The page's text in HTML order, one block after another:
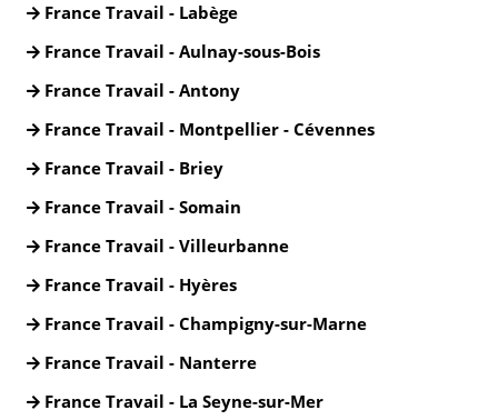
France Travail - Labège
France Travail - Aulnay-sous-Bois
France Travail - Antony
France Travail - Montpellier - Cévennes
France Travail - Briey
France Travail - Somain
France Travail - Villeurbanne
France Travail - Hyères
France Travail - Champigny-sur-Marne
France Travail - Nanterre
France Travail - La Seyne-sur-Mer